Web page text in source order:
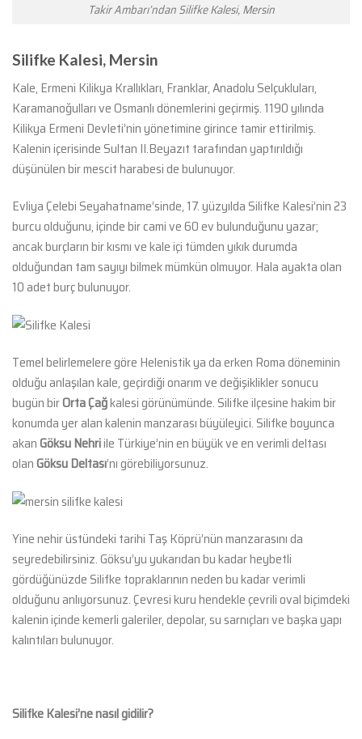
Takir Ambarı’ndan Silifke Kalesi, Mersin
Silifke Kalesi, Mersin
Kale, Ermeni Kilikya Krallıkları, Franklar, Anadolu Selçukluları,
Karamanoğulları ve Osmanlı dönemlerini geçirmiş. 1190 yılında
Kilikya Ermeni Devleti’nin yönetimine girince tamir ettirilmiş.
Kalenin içerisinde Sultan II.Beyazıt tarafından yaptırıldığı
düşünülen bir mescit harabesi de bulunuyor.
Evliya Çelebi Seyahatname’sinde, 17. yüzyılda Silifke Kalesi’nin 23
burcu olduğunu, içinde bir cami ve 60 ev bulunduğunu yazar;
ancak burçların bir kısmı ve kale içi tümden yıkık durumda
olduğundan tam sayıyı bilmek mümkün olmuyor. Hala ayakta olan
10 adet burç bulunuyor.
Temel belirlemelere göre Helenistik ya da erken Roma döneminin
olduğu anlaşılan kale, geçirdiği onarım ve değişiklikler sonucu
bugün birOrta Çağkalesi görünümünde. Silifke ilçesine hakim bir
konumda yer alan kalenin manzarası büyüleyici. Silifke boyunca
akanGöksu Nehriile Türkiye’nin en büyük ve en verimli deltası
olanGöksu Deltası’nı görebiliyorsunuz.
Yine nehir üstündeki tarihi Taş Köprü’nün manzarasını da
seyredebilirsiniz. Göksu’yu yukarıdan bu kadar heybetli
gördüğünüzde Silifke topraklarının neden bu kadar verimli
olduğunu anlıyorsunuz. Çevresi kuru hendekle çevrili oval biçimdeki
kalenin içinde kemerli galeriler, depolar, su sarnıçları ve başka yapı
kalıntıları bulunuyor.
Silifke Kalesi’ne nasıl gidilir?